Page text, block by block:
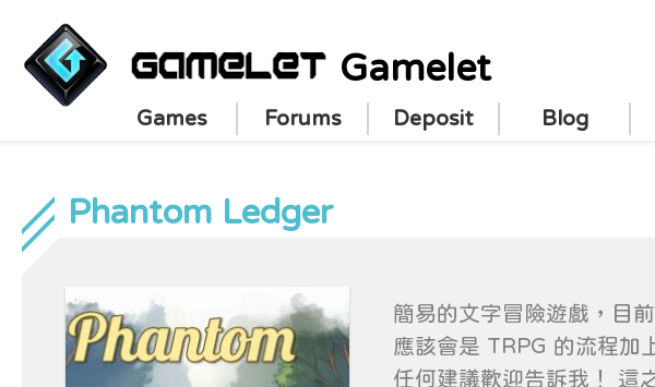
Gamelet
Games Forums Deposit Blog
Phantom Ledger
簡易的文字冒險遊戲，目
應該會是 TRPG 的流程加
任何建議歡迎告訴我！ 這之後大家也許也可以自己創作